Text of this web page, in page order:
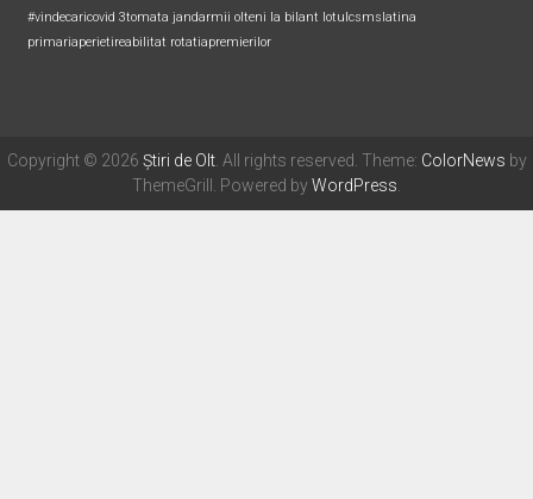
#vindecaricovid 3tomata jandarmii olteni la bilant lotulcsmslatina
primariaperietireabilitat rotatiapremierilor
Copyright © 2026 Știri de Olt. All rights reserved. Theme: ColorNews by
ThemeGrill. Powered byWordPress